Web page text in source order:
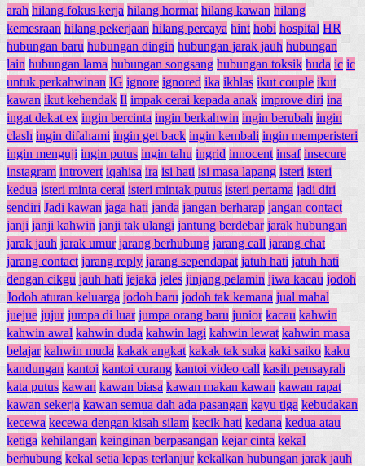
arah hilang fokus kerja hilang hormat hilang kawan hilang
kemesraan hilang pekerjaan hilang percaya hint hobi hospital HR
hubungan baru hubungan dingin hubungan jarak jauh hubungan
lain hubungan lama hubungan songsang hubungan toksik huda ic ic
untuk perkahwinan IG ignore ignored ika ikhlas ikut couple ikut
kawan ikut kehendak Il impak cerai kepada anak improve diri ina
ingat dekat ex ingin bercinta ingin berkahwin ingin berubah ingin
clash ingin difahami ingin get back ingin kembali ingin memperisteri
ingin menguji ingin putus ingin tahu ingrid innocent insaf insecure
instagram introvert iqahisa ira isi hati isi masa lapang isteri isteri
kedua isteri minta cerai isteri mintak putus isteri pertama jadi diri
sendiri Jadi kawan jaga hati janda jangan berharap jangan contact
janji janji kahwin janji tak ulangi jantung berdebar jarak hubungan
jarak jauh jarak umur jarang berhubung jarang call jarang chat
jarang contact jarang reply jarang sependapat jatuh hati jatuh hati
dengan cikgu jauh hati jejaka jeles jinjang pelamin jiwa kacau jodoh
Jodoh aturan keluarga jodoh baru jodoh tak kemana jual mahal
juejue jujur jumpa di luar jumpa orang baru junior kacau kahwin
kahwin awal kahwin duda kahwin lagi kahwin lewat kahwin masa
belajar kahwin muda kakak angkat kakak tak suka kaki saiko kaku
kandungan kantoi kantoi curang kantoi video call kasih pensayrah
kata putus kawan kawan biasa kawan makan kawan kawan rapat
kawan sekerja kawan semua dah ada pasangan kayu tiga kebudakan
kecewa kecewa dengan kisah silam kecik hati kedana kedua atau
ketiga kehilangan keinginan berpasangan kejar cinta kekal
berhubung kekal setia lepas terlanjur kekalkan hubungan jarak jauh